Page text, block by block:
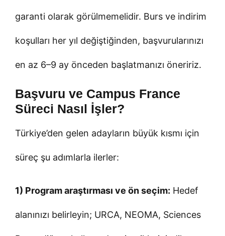
garanti olarak görülmemelidir. Burs ve indirim
koşulları her yıl değiştiğinden, başvurularınızı
en az 6–9 ay önceden başlatmanızı öneririz.
Başvuru ve Campus France
Süreci Nasıl İşler?
Türkiye’den gelen adayların büyük kısmı için
süreç şu adımlarla ilerler:
1) Program araştırması ve ön seçim: Hedef
alanınızı belirleyin; URCA, NEOMA, Sciences